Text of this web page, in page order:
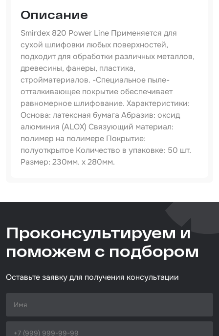
Крышка для ёмкости
Материалы для вклейки стекол
Лаки
Автоэмали
Описание
Smirdex 820 Power Line Применяется для
сухой шлифовки любых поверхностей,
подходит для обработки различных металлов,
древесины, фанеры, пластика,
стройматериалов. -Специальное пыле-
отталкивающее покрытие обеспечивает
равномерное шлифование. Характеристики:
Основа: латексная бумага Абразив: оксид
алюминия (ALOX) Связующий материал:
полимер на полимере Покрытие:
полуоткрытое Количество в упаковке: 50 шт.
Размер: 230мм. х 280мм.
абразивная бумага
Размер / диаметр / объём
230*280 мм
Проконсультируем и
поможем с подбором
Оставьте заявку для получения консультации